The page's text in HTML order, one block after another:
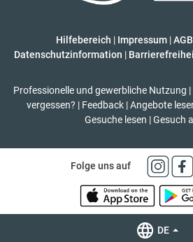
Hilfebereich | Impressum |AGB
Datenschutzinformation |
Professionelle und gewerbliche Nutzung |
vergessen? | Feedback | Angebote
Gesuche lesen | Gesuch
Folge uns auf
DE